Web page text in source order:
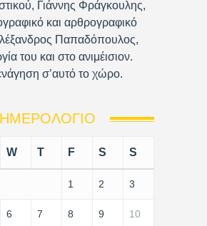
Γιάννης Φράγκουλης,
και αρθρογραφικό
Παπαδόπουλος,
του και στο ανιμέισιον.
σ’αυτό το χώρο.
ΗΜΕΡΟΛΌΓΙΟ
W T F S S
1 2 3
6 7 8 9 10